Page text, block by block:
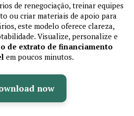
de renegociação, treinar equipes
ou criar materiais de apoio para
este modelo oferece clareza,
Visualize, personalize e
de extrato de financiamento
em poucos minutos.
now